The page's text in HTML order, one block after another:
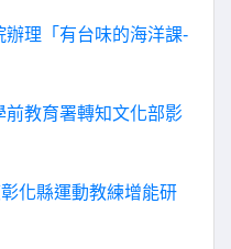
辦理「有台味的海洋課-
前教育署轉知文化部影
化縣運動教練增能研